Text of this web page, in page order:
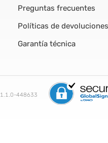
Preguntas frecuentes
Políticas de devoluciones
Garantía técnica
1.1.0-448633